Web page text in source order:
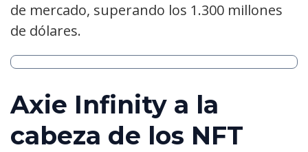
de mercado, superando los 1.300 millones
de dólares.
Axie Infinity a la
cabeza de los NFT